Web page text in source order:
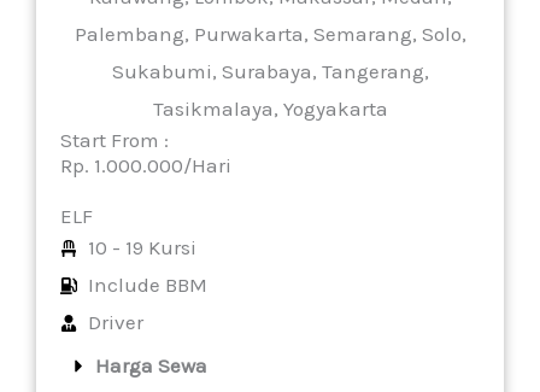
Start From :
Rp. 1.000.000/Hari
ELF
10 - 19 Kursi
Include BBM
Driver
Harga Sewa